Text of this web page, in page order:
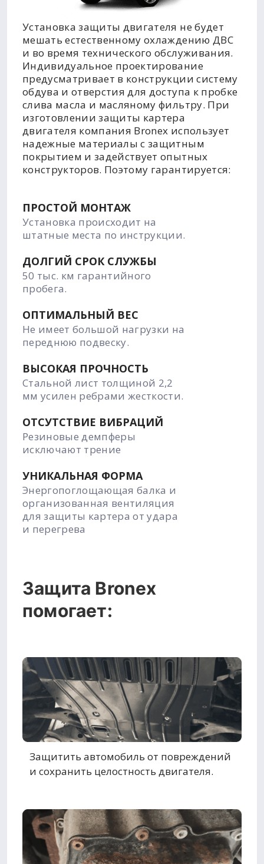
Установка защиты двигателя не будет
мешать естественному охлаждению ДВС
и во время технического обслуживания.
Индивидуальное проектирование
предусматривает в конструкции систему
обдува и отверстия для доступа к пробке
слива масла и масляному фильтру. При
изготовлении защиты картера
двигателя компания Bronex использует
надежные материалы с защитным
покрытием и задействует опытных
конструкторов. Поэтому гарантируется:
ПРОСТОЙ МОНТАЖ
Установка происходит на
штатные места по инструкции.
ДОЛГИЙ СРОК СЛУЖБЫ
50 тыс. км гарантийного
пробега.
ОПТИМАЛЬНЫЙ ВЕС
Не имеет большой нагрузки на
переднюю подвеску.
ВЫСОКАЯ ПРОЧНОСТЬ
Стальной лист толщиной 2,2
мм усилен ребрами жесткости.
ОТСУТСТВИЕ ВИБРАЦИЙ
Резиновые демпферы
исключают трение
УНИКАЛЬНАЯ ФОРМА
Энергопоглощающая балка и
организованная вентиляция
для защиты картера от удара
и перегрева
Защита Bronex
помогает:
Защитить автомобиль от повреждений
и сохранить целостность двигателя.